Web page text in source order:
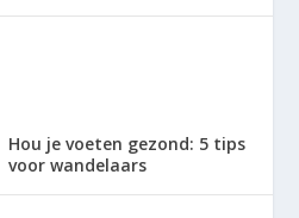
Hou je voeten gezond: 5 tips
voor wandelaars